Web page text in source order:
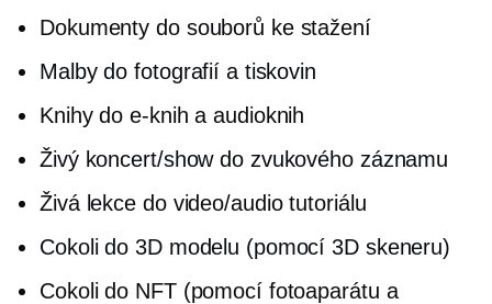
Dokumenty do souborů ke stažení
Malby do fotografií a tiskovin
Knihy do e-knih a audioknih
Živý koncert/show do zvukového záznamu
Živá lekce do video/audio tutoriálu
Cokoli do 3D modelu (pomocí 3D skeneru)
Cokoli do NFT (pomocí fotoaparátu a